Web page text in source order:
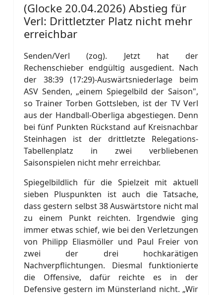
(Glocke 20.04.2026) Abstieg für
Verl: Drittletzter Platz nicht mehr
erreichbar
Senden/Verl (zog). Jetzt hat der
Rechenschieber endgültig ausgedient. Nach
der 38:39 (17:29)-Auswärtsniederlage beim
ASV Senden, „einem Spiegelbild der Saison",
so Trainer Torben Gottsleben, ist der TV Verl
aus der Handball-Oberliga abgestiegen. Denn
bei fünf Punkten Rückstand auf Kreisnachbar
Steinhagen ist der drittletzte Relegations-
Tabellenplatz in zwei verbliebenen
Saisonspielen nicht mehr erreichbar.
Spiegelbildlich für die Spielzeit mit aktuell
sieben Pluspunkten ist auch die Tatsache,
dass gestern selbst 38 Auswärtstore nicht mal
zu einem Punkt reichten. Irgendwie ging
immer etwas schief, wie bei den Verletzungen
von Philipp Eliasmöller und Paul Freier von
zwei der drei hochkarätigen
Nachverpflichtungen. Diesmal funktionierte
die Offensive, dafür reichte es in der
Defensive gestern im Münsterland nicht. „Wir